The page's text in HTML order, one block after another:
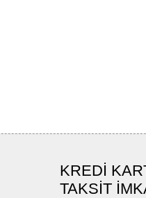
KREDİ
TAKSİT